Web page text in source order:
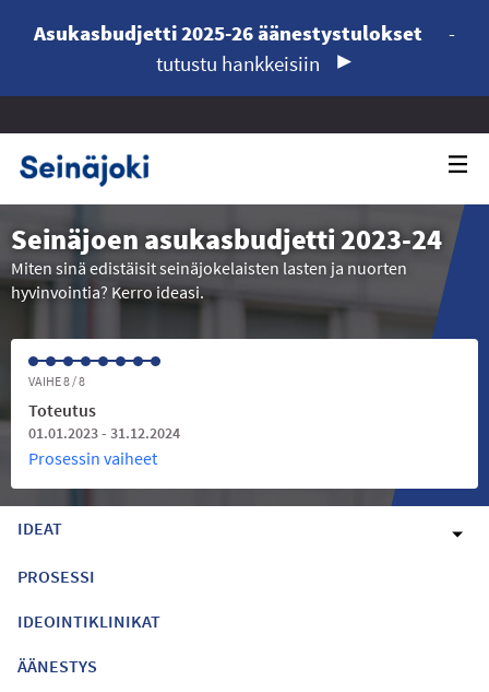
Asukasbudjetti 2025-26 äänestystulokset
-
tutustu hankkeisiin
Seinäjoen asukasbudjetti 2023-24
Miten sinä edistäisit seinäjokelaisten lasten ja nuorten
hyvinvointia? Kerro ideasi.
VAIHE 8 / 8
Toteutus
01.01.2023 - 31.12.2024
Prosessin vaiheet
IDEAT
PROSESSI
IDEOINTIKLINIKAT
ÄÄNESTYS